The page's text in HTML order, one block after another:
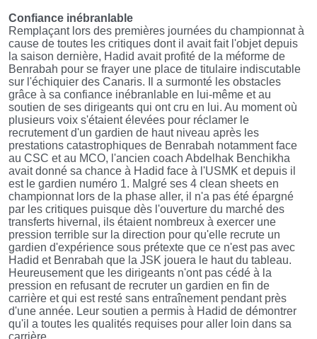
Confiance inébranlable
Remplaçant lors des premières journées du championnat à
cause de toutes les critiques dont il avait fait l'objet depuis
la saison dernière, Hadid avait profité de la méforme de
Benrabah pour se frayer une place de titulaire indiscutable
sur l'échiquier des Canaris. Il a surmonté les obstacles
grâce à sa confiance inébranlable en lui-même et au
soutien de ses dirigeants qui ont cru en lui. Au moment où
plusieurs voix s'étaient élevées pour réclamer le
recrutement d'un gardien de haut niveau après les
prestations catastrophiques de Benrabah notamment face
au CSC et au MCO, l'ancien coach Abdelhak Benchikha
avait donné sa chance à Hadid face à l'USMK et depuis il
est le gardien numéro 1. Malgré ses 4 clean sheets en
championnat lors de la phase aller, il n'a pas été épargné
par les critiques puisque dès l'ouverture du marché des
transferts hivernal, ils étaient nombreux à exercer une
pression terrible sur la direction pour qu'elle recrute un
gardien d'expérience sous prétexte que ce n'est pas avec
Hadid et Benrabah que la JSK jouera le haut du tableau.
Heureusement que les dirigeants n'ont pas cédé à la
pression en refusant de recruter un gardien en fin de
carrière et qui est resté sans entraînement pendant près
d'une année. Leur soutien a permis à Hadid de démontrer
qu'il a toutes les qualités requises pour aller loin dans sa